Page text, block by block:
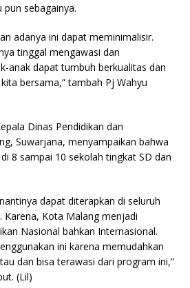
pun sebagainya.
adanya ini dapat meminimalisir.
tinggal mengawasi dan
anak dapat tumbuh berkualitas dan
bersama,” tambah Pj Wahyu
Dinas Pendidikan dan
Suwarjana, menyampaikan bahwa
8 sampai 10 sekolah tingkat SD dan
dapat diterapkan di seluruh
Karena, Kota Malang menjadi
Nasional bahkan Internasional.
ini karena memudahkan
dan bisa terawasi dari program ini,”
(Lil)